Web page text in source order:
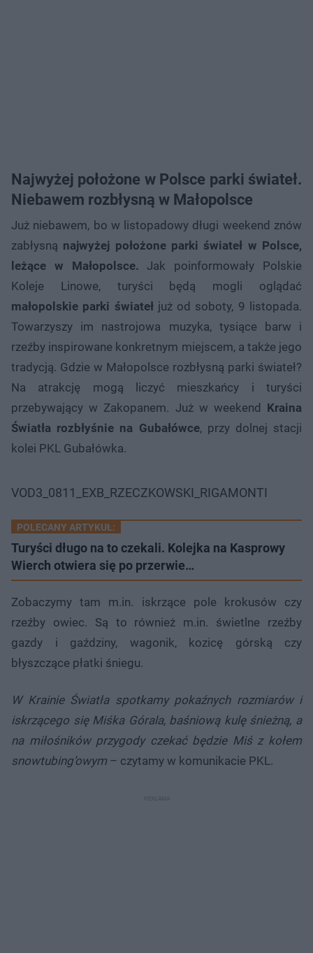
Najwyżej położone w Polsce parki świateł.
Niebawem rozbłysną w Małopolsce
Już niebawem, bo w listopadowy długi weekend znów
zabłysną najwyżej położone parki świateł w Polsce,
leżące w Małopolsce. Jak poinformowały Polskie
Koleje Linowe, turyści będą mogli oglądać
małopolskie parki światełjuż od soboty, 9 listopada.
Towarzyszy im nastrojowa muzyka, tysiące barw i
rzeźby inspirowane konkretnym miejscem, a także jego
tradycją. Gdzie w Małopolsce rozbłysną parki świateł?
Na atrakcję mogą liczyć mieszkańcy i turyści
przebywający w Zakopanem. Już w weekend Kraina
Światła rozbłyśnie na Gubałówce, przy dolnej stacji
kolei PKL Gubałówka.
VOD3_0811_EXB_RZECZKOWSKI_RIGAMONTI
POLECANY ARTYKUŁ:
Turyści długo na to czekali. Kolejka na Kasprowy
Wierch otwiera się po przerwie…
Zobaczymy tam m.in. iskrzące pole krokusów czy
rzeźby owiec. Są to również m.in. świetlne rzeźby
gazdy i gaździny, wagonik, kozicę górską czy
błyszczące płatki śniegu.
W Krainie Światła spotkamy pokaźnych rozmiarów i
iskrzącego się Miśka Górala, baśniową kulę śnieżną, a
na miłośników przygody czekać będzie Miś z kołem
snowtubing’owym – czytamy w komunikacie PKL.